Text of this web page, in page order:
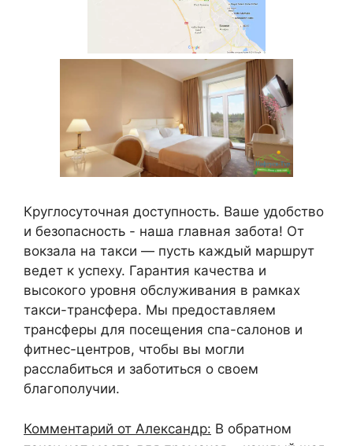
Круглосуточная доступность. Ваше удобство
и безопасность - наша главная забота! От
вокзала на такси — пусть каждый маршрут
ведет к успеху. Гарантия качества и
высокого уровня обслуживания в рамках
такси-трансфера. Мы предоставляем
трансферы для посещения спа-салонов и
фитнес-центров, чтобы вы могли
расслабиться и заботиться о своем
благополучии.
Комментарий от Александр: В обратном